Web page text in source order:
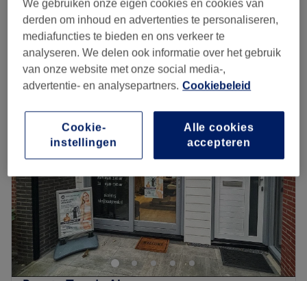
Vrouwen - Knippen
30 min
Kort overzicht salongegevens
Maandag
Gesloten
Dinsdag
10:00–17:00
Woensdag
10:00–17:00
Donderdag
10:00–17:00
Vrijdag
10:00–17:00
Zaterdag
10:00–14:00
Zondag
Gesloten
Bij kapsalon en tevens schoonheidssalon Anne Hairstyling
& Beautycenter in Almerekun je onder andere terecht
voorknip- en kleurbehandelingen,wimper- en
wenkbrauwbehandelingenen gellak.
We gebruiken onze eigen cookies en cookies van
derden om inhoud en advertenties te personaliseren,
mediafuncties te bieden en ons verkeer te
analyseren. We delen ook informatie over het gebruik
van onze website met onze social media-,
advertentie- en analysepartners. Cookiebeleid
Alle cookies
accepteren
Cookie-
instellingen